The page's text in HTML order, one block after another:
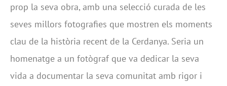
prop la seva obra, amb una selecció curada de les
seves millors fotografies que mostren els moments
clau de la història recent de la Cerdanya. Seria un
homenatge a un fotògraf que va dedicar la seva
vida a documentar la seva comunitat amb rigor i